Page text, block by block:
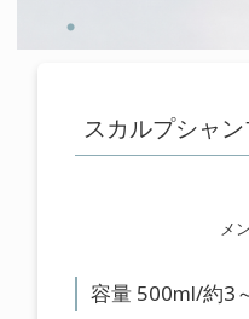
salon
メンバー登録案内
スカルプシャ
メ
容量 500ml/約3